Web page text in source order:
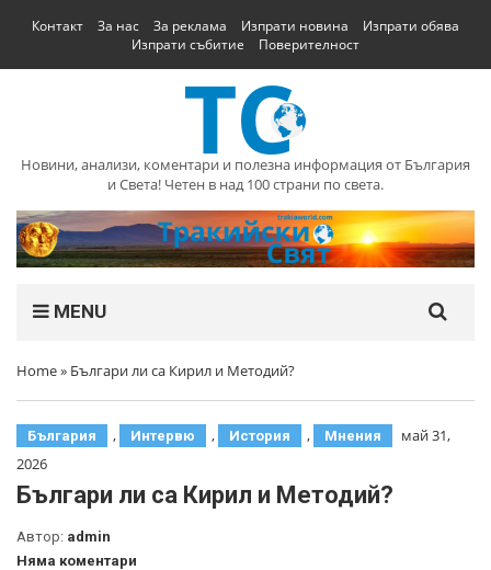
Контакт За нас За реклама Изпрати новина
Изпрати обява
Изпрати събитие
Поверителност
Новини, анализи, коментари и полезна информация от България
и Света! Четен в над 100 страни по света.
MENU
Home» Българи ли са Кирил и Методий?
България , Интервю , История , Мнения
май 31,
2026
Българи ли са Кирил и Методий?
Автор: admin
Няма коментари